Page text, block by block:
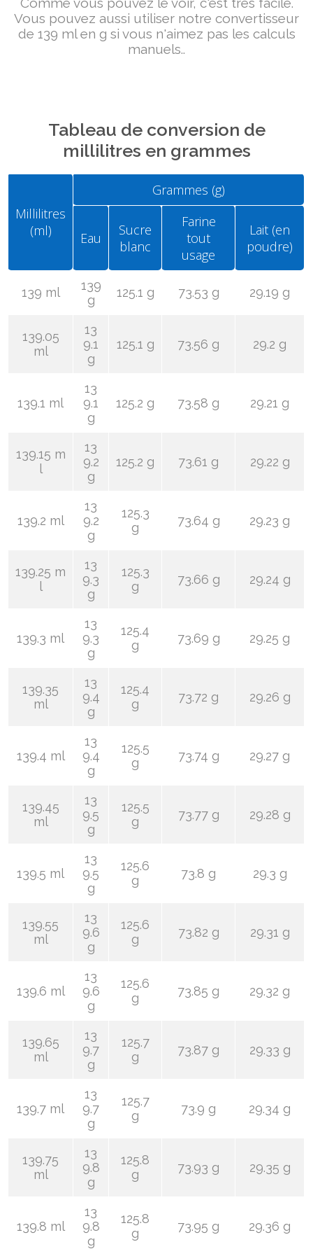
Vous pouvez aussi utiliser notre convertisseur
de 139 ml en g si vous n'aimez pas les calculs
manuels..
Tableau de conversion de
millilitres en grammes
Millilitres
(ml)
Grammes (g)
Eau
Sucre
blanc
Farine
tout
usage
Lait (en
poudre)
139 ml
139
g
125.1 g 73.53 g 29.19 g
139.05
ml
13
9.1
g
125.1 g 73.56 g 29.2 g
139.1 ml
13
9.1
g
125.2 g 73.58 g 29.21 g
139.15 m
l
13
9.2
g
125.2 g 73.61 g 29.22 g
139.2 ml
13
9.2
g
125.3
g
73.64 g 29.23 g
139.25 m
l
13
9.3
g
125.3
g
73.66 g 29.24 g
139.3 ml
13
9.3
g
125.4
g
73.69 g 29.25 g
139.35
ml
13
9.4
g
125.4
g
73.72 g 29.26 g
139.4 ml
13
9.4
g
125.5
g
73.74 g 29.27 g
139.45
ml
13
9.5
g
125.5
g
73.77 g 29.28 g
139.5 ml
13
9.5
g
125.6
g
73.8 g 29.3 g
139.55
ml
13
9.6
g
125.6
g
73.82 g 29.31 g
139.6 ml
13
9.6
g
125.6
g
73.85 g 29.32 g
139.65
ml
13
9.7
g
125.7
g
73.87 g 29.33 g
139.7 ml
13
9.7
g
125.7
g
73.9 g 29.34 g
139.75
ml
13
9.8
g
125.8
g
73.93 g 29.35 g
139.8 ml
13
9.8
g
125.8
g
73.95 g 29.36 g